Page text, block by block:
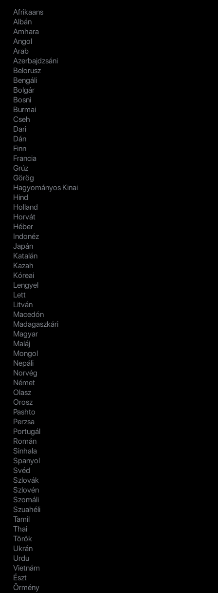
Afrikaans
Albán
Amhara
Angol
Arab
Azerbajdzsáni
Belorusz
Bengáli
Bolgár
Bosni
Burmai
Cseh
Dari
Dán
Finn
Francia
Grúz
Görög
Hagyományos Kinai
Hind
Holland
Horvát
Héber
Indonéz
Japán
Katalán
Kazah
Kóreai
Lengyel
Lett
Litván
Macedón
Madagaszkári
Magyar
Maláj
Mongol
Nepáli
Norvég
Német
Olasz
Orosz
Pashto
Perzsa
Portugál
Román
Sinhala
Spanyol
Svéd
Szlovák
Szlovén
Szomáli
Szuahéli
Tamil
Thai
Török
Ukrán
Urdu
Vietnám
Észt
Örmény